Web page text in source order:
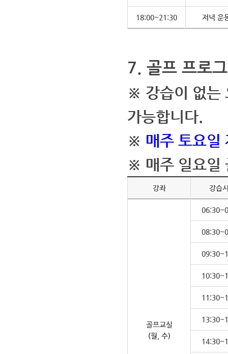
18:00~21:30 저녁 운
7. 골프 프로
※ 강습이 없는
가능합니다.
※ 매주 토요일
※ 매주 일요일
강좌 강습
골프교실
(월, 수)